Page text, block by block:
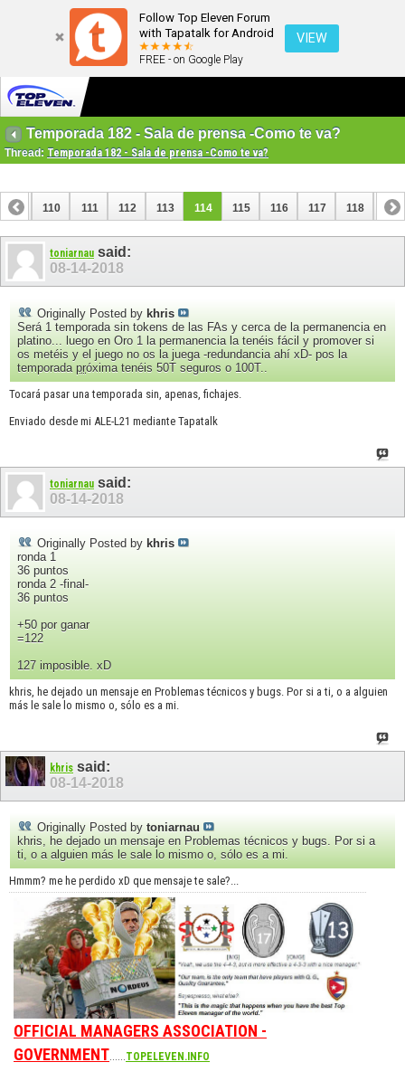
Follow Top Eleven Forum
with Tapatalk for Android
FREE - on Google Play
VIEW
Temporada 182 - Sala de prensa -Como te va?
Thread: Temporada 182 - Sala de prensa -Como te va?
109 110 111 112 113 114 115 116 117 118 119
129 130
toniarnau said:
08-14-2018
Originally Posted by khris
Será 1 temporada sin tokens de las FAs y cerca de la permanencia en
platino... luego en Oro 1 la permanencia la tenéis fácil y promover si
os metéis y el juego no os la juega -redundancia ahí xD- pos la
temporada próxima tenéis 50T seguros o 100T..
Tocará pasar una temporada sin, apenas, fichajes.
Enviado desde mi ALE-L21 mediante Tapatalk
toniarnau said:
08-14-2018
Originally Posted by khris
ronda 1
36 puntos
ronda 2 -final-
36 puntos
+50 por ganar
=122
127 imposible. xD
khris, he dejado un mensaje en Problemas técnicos y bugs. Por si a ti, o a alguien
más le sale lo mismo o, sólo es a mi.
khris said:
08-14-2018
Originally Posted by toniarnau
khris, he dejado un mensaje en Problemas técnicos y bugs. Por si a
ti, o a alguien más le sale lo mismo o, sólo es a mi.
Hmmm? me he perdido xD que mensaje te sale?...
OFFICIAL MANAGERS ASSOCIATION -
GOVERNMENT......TOPELEVEN.INFO